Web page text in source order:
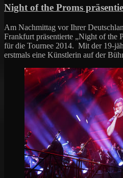
Night of the Proms
Am Nachmittag vor Ihrer
Frankfurt präsentierte „Night of the
für die Tournee 2014. Mit der 19-
erstmals eine Künstlerin auf der